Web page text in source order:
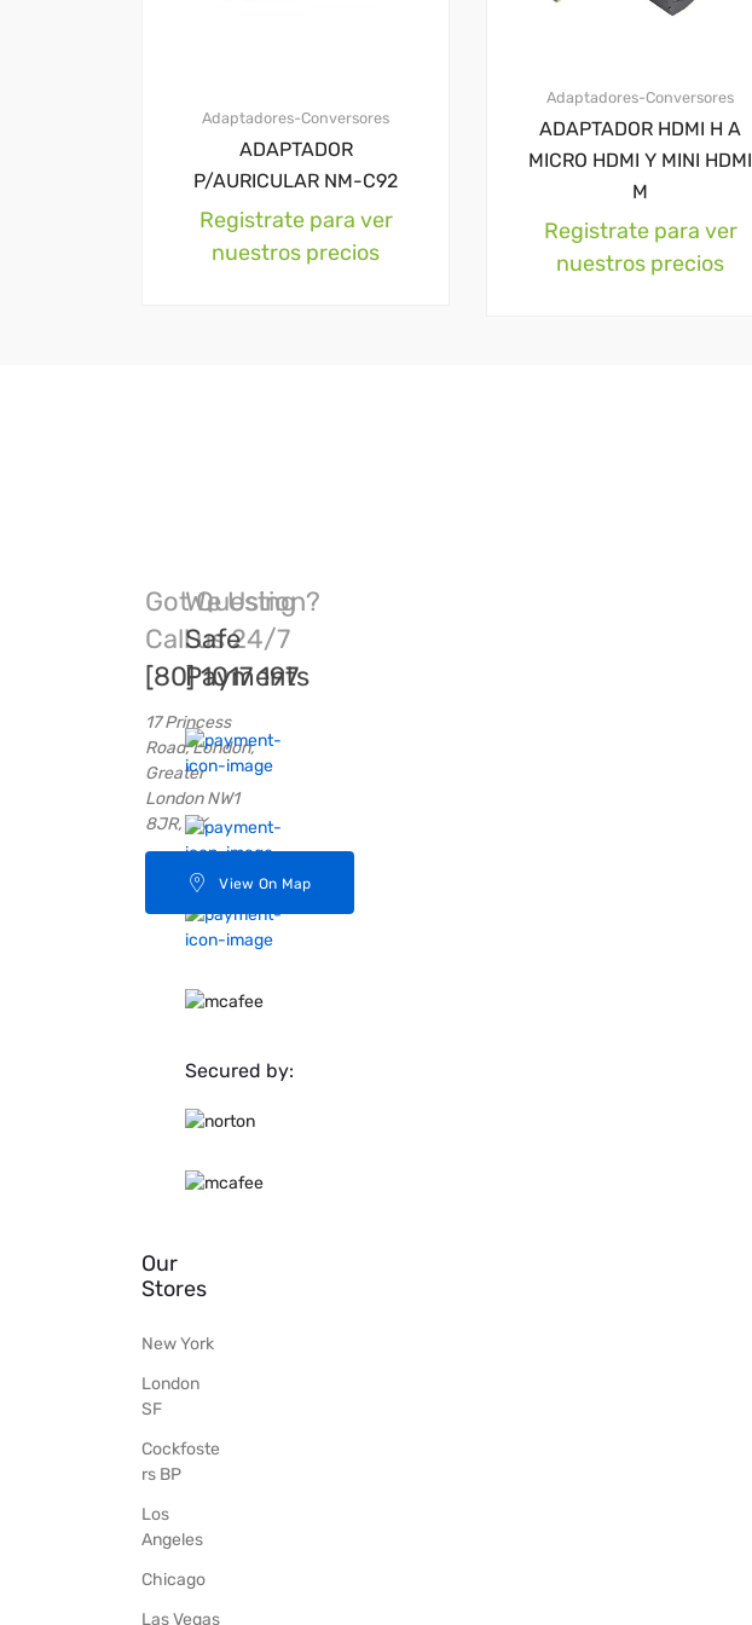
Adaptadores-Conversores
ADAPTADOR
P/AURICULAR NM-C92
Registrate para ver
nuestros precios
Adaptadores-Conversores
ADAPTADOR HDMI H A
MICRO HDMI Y MINI HDMI
M
Registrate para ver
nuestros precios
Got Question?
Call us 24/7
[80] 1017 197
17 Princess
Road, London,
Greater
London NW1
8JR, UK
View On Map
We Using
Safe
Payments
Secured by:
Our
Stores
New York
London
SF
Cockfoste
rs BP
Los
Angeles
Chicago
Las Vegas